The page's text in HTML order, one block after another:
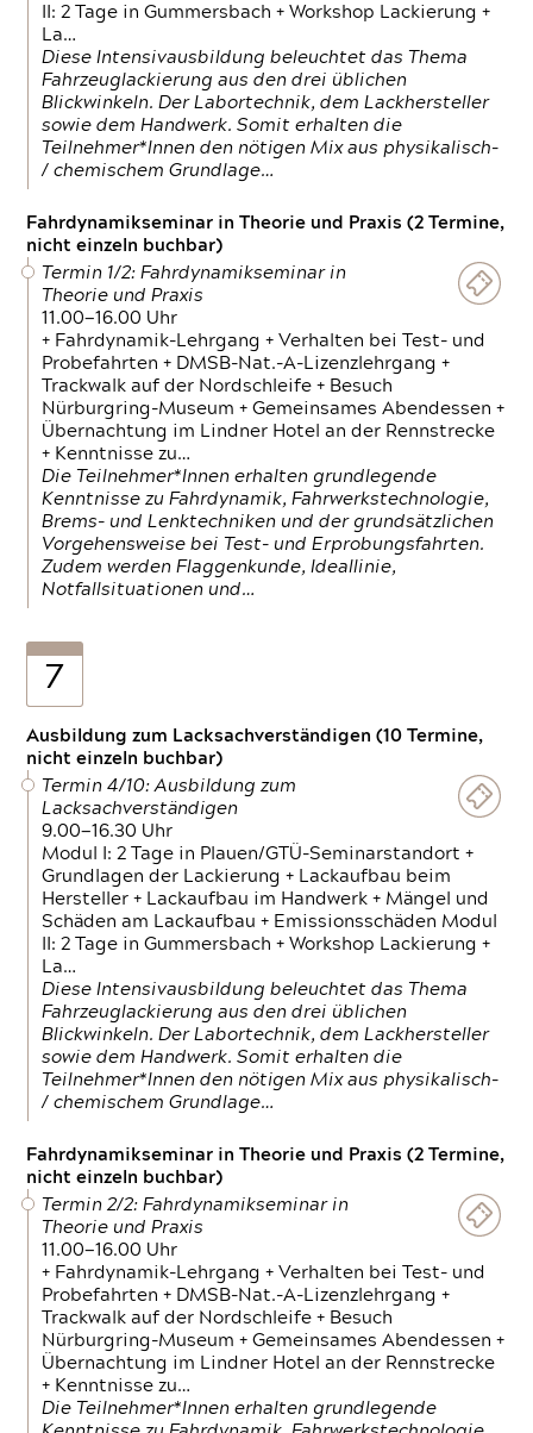
II: 2 Tage in Gummersbach + Workshop Lackierung +
La…
Diese Intensivausbildung beleuchtet das Thema
Fahrzeuglackierung aus den drei üblichen
Blickwinkeln. Der Labortechnik, dem Lackhersteller
sowie dem Handwerk. Somit erhalten die
Teilnehmer*Innen den nötigen Mix aus physikalisch-
/ chemischem Grundlage…
Fahrdynamikseminar in Theorie und Praxis (2 Termine,
nicht einzeln buchbar)
Termin 1/2: Fahrdynamikseminar in
Theorie und Praxis
11.00—16.00 Uhr
+ Fahrdynamik-Lehrgang + Verhalten bei Test- und
Probefahrten + DMSB-Nat.-A-Lizenzlehrgang +
Trackwalk auf der Nordschleife + Besuch
Nürburgring-Museum + Gemeinsames Abendessen +
Übernachtung im Lindner Hotel an der Rennstrecke
+ Kenntnisse zu…
Die Teilnehmer*Innen erhalten grundlegende
Kenntnisse zu Fahrdynamik, Fahrwerkstechnologie,
Brems- und Lenktechniken und der grundsätzlichen
Vorgehensweise bei Test- und Erprobungsfahrten.
Zudem werden Flaggenkunde, Ideallinie,
Notfallsituationen und…
7
Ausbildung zum Lacksachverständigen (10 Termine,
nicht einzeln buchbar)
Termin 4/10: Ausbildung zum
Lacksachverständigen
9.00—16.30 Uhr
Modul I: 2 Tage in Plauen/GTÜ-Seminarstandort +
Grundlagen der Lackierung + Lackaufbau beim
Hersteller + Lackaufbau im Handwerk + Mängel und
Schäden am Lackaufbau + Emissionsschäden Modul
II: 2 Tage in Gummersbach + Workshop Lackierung +
La…
Diese Intensivausbildung beleuchtet das Thema
Fahrzeuglackierung aus den drei üblichen
Blickwinkeln. Der Labortechnik, dem Lackhersteller
sowie dem Handwerk. Somit erhalten die
Teilnehmer*Innen den nötigen Mix aus physikalisch-
/ chemischem Grundlage…
Fahrdynamikseminar in Theorie und Praxis (2 Termine,
nicht einzeln buchbar)
Termin 2/2: Fahrdynamikseminar in
Theorie und Praxis
11.00—16.00 Uhr
+ Fahrdynamik-Lehrgang + Verhalten bei Test- und
Probefahrten + DMSB-Nat.-A-Lizenzlehrgang +
Trackwalk auf der Nordschleife + Besuch
Nürburgring-Museum + Gemeinsames Abendessen +
Übernachtung im Lindner Hotel an der Rennstrecke
+ Kenntnisse zu…
Die Teilnehmer*Innen erhalten grundlegende